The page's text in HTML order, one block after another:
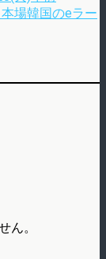
場韓国のeラー
ん。